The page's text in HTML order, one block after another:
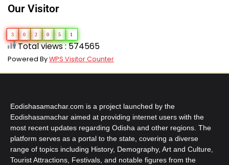
Our Visitor
3 0 2 0 5 1
Total views : 574565
Powered ByWPS Visitor Counter
Eodishasamachar.com is a project launched by the
Eodishasamachar aimed at providing internet users with the
most recent updates regarding Odisha and other regions. The
platform serves as a portal to the state, covering a diverse
range of topics including History, Demography, Art and Culture,
Tourist Attractions, Festivals, and notable figures from the